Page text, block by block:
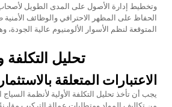
وتخطيط إدارة الأصول على المدى الطويل
الحفاظ على المظهر الاحترافي والوظائف
المتوقعة لنظم الأسوار الألومنيوم عالية الجودة، وهي ٢٥
تحليل
الاعتبارات المتعلقة
يجب أن تأخذ تحليل التكلفة الأولية لأنظمة السياج